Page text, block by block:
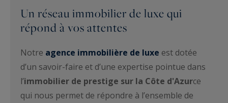
Un réseau immobilier de luxe qui
répond à vos attentes
Notre agence immobilière de luxe est dotée
d’un savoir-faire et d’une expertise pointue dans
l’immobilier de prestige sur la Côte d'Azurce
qui nous permet de répondre à l’ensemble de